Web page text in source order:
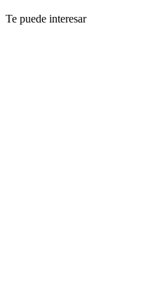
Te puede interesar